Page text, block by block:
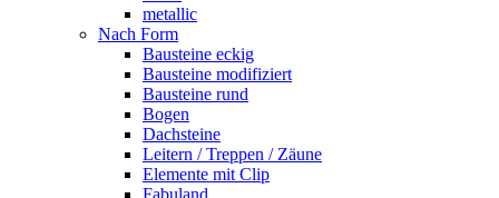
metallic
Nach Form
Bausteine eckig
Bausteine modifiziert
Bausteine rund
Bogen
Dachsteine
Leitern / Treppen / Zäune
Elemente mit Clip
Fabuland